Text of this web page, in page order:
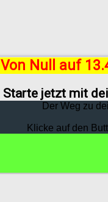
Von Null auf
Starte jetzt mit
Der Weg zu
Klicke auf den